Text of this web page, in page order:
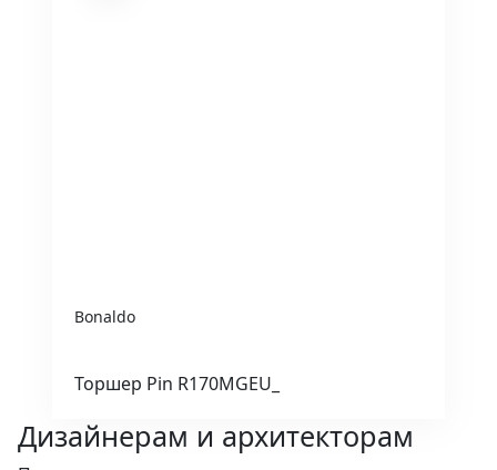
Bonaldo
Торшер Pin R170MGEU_
Дизайнерам и архитекторам